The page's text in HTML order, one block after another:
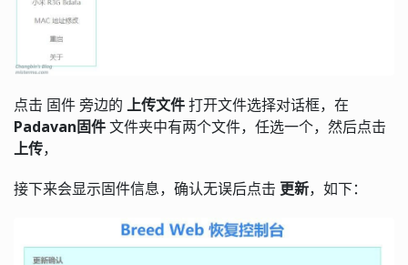
点击 固件 旁边的 上传文件打开文件选择对话框，在
Padavan固件文件夹中有两个文件，任选一个，然后点击
上传，
接下来会显示固件信息，确认无误后点击 更新，如下：